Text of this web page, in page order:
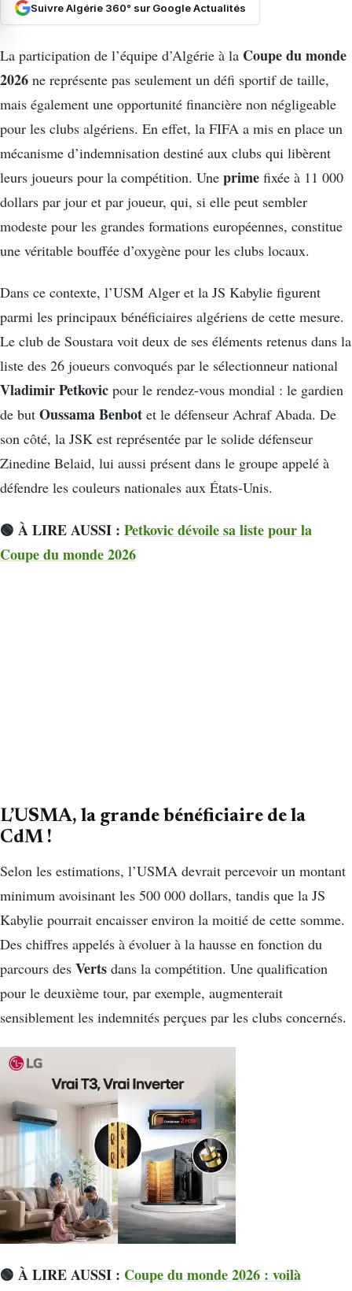
Suivre Algérie 360° sur Google Actualités
La participation de l’équipe d’Algérie à la Coupe du monde
2026 ne représente pas seulement un défi sportif de taille,
mais également une opportunité financière non négligeable
pour les clubs algériens. En effet, la FIFA a mis en place un
mécanisme d’indemnisation destiné aux clubs qui libèrent
leurs joueurs pour la compétition. Une prime fixée à 11 000
dollars par jour et par joueur, qui, si elle peut sembler
modeste pour les grandes formations européennes, constitue
une véritable bouffée d’oxygène pour les clubs locaux.
Dans ce contexte, l’USM Alger et la JS Kabylie figurent
parmi les principaux bénéficiaires algériens de cette mesure.
Le club de Soustara voit deux de ses éléments retenus dans la
liste des 26 joueurs convoqués par le sélectionneur national
Vladimir Petkovic pour le rendez-vous mondial : le gardien
de but Oussama Benbot et le défenseur Achraf Abada. De
son côté, la JSK est représentée par le solide défenseur
Zinedine Belaid, lui aussi présent dans le groupe appelé à
défendre les couleurs nationales aux États-Unis.
🟢 À LIRE AUSSI : Petkovic dévoile sa liste pour la
Coupe du monde 2026
L’USMA, la grande bénéficiaire de la
CdM !
Selon les estimations, l’USMA devrait percevoir un montant
minimum avoisinant les 500 000 dollars, tandis que la JS
Kabylie pourrait encaisser environ la moitié de cette somme.
Des chiffres appelés à évoluer à la hausse en fonction du
parcours des Verts dans la compétition. Une qualification
pour le deuxième tour, par exemple, augmenterait
sensiblement les indemnités perçues par les clubs concernés.
🟢 À LIRE AUSSI : Coupe du monde 2026 : voilà